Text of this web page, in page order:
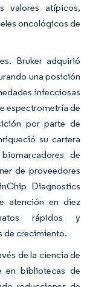
valores atípicos,
oncológicos de
Bruker adquirió
una posición
infecciosas
espectrometría de
por parte de
su cartera
de
de proveedores
Diagnostics
atención en diez
rápidos y
de crecimiento.
de la ciencia de
en bibliotecas de